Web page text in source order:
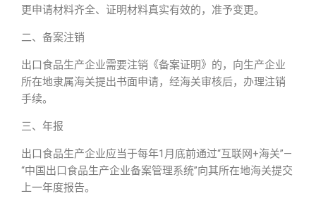
更申请材料齐全、证明材料真实有效的，准予变更。
二、备案注销
出口食品生产企业需要注销《备案证明》的，向生产企业
所在地隶属海关提出书面申请，经海关审核后，办理注销
手续。
三、年报
出口食品生产企业应当于每年1月底前通过“互联网+海关”—
“中国出口食品生产企业备案管理系统”向其所在地海关提交
上一年度报告。